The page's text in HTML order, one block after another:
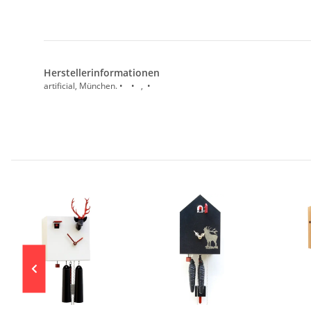
Herstellerinformationen
artificial, München. • • , •